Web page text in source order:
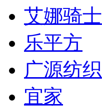
艾娜骑士
乐平方
广源纺织
宜家